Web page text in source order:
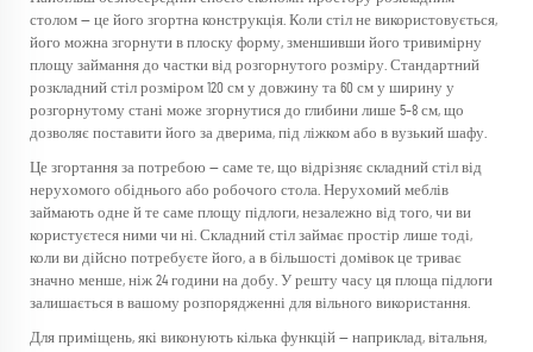
столом — це його згортна конструкція. Коли стіл не використовується,
його можна згорнути в плоску форму, зменшивши його тривимірну
площу займання до частки від розгорнутого розміру. Стандартний
розкладний стіл розміром 120 см у довжину та 60 см у ширину у
розгорнутому стані може згорнутися до глибини лише 5–8 см, що
дозволяє поставити його за дверима, під ліжком або в вузький шафу.
Це згортання за потребою — саме те, що відрізняє складний стіл від
нерухомого обіднього або робочого стола. Нерухомий меблів
займають одне й те саме площу підлоги, незалежно від того, чи ви
користуєтеся ними чи ні. Складний стіл займає простір лише тоді,
коли ви дійсно потребуєте його, а в більшості домівок це триває
значно менше, ніж 24 години на добу. У решту часу ця площа підлоги
залишається в вашому розпорядженні для вільного використання.
Для приміщень, які виконують кілька функцій — наприклад, вітальня,